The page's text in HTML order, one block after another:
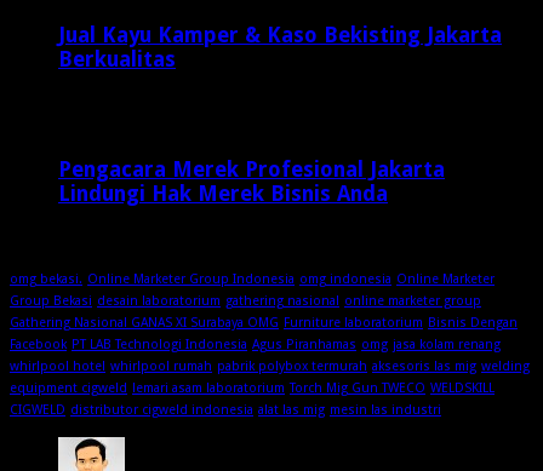
Jual Kayu Kamper & Kaso Bekisting Jakarta
Berkualitas
Pengacara Merek Profesional Jakarta
Lindungi Hak Merek Bisnis Anda
omg bekasi. Online Marketer Group Indonesia omg indonesia Online Marketer
Group Bekasi desain laboratorium gathering nasional
online marketer group
Gathering Nasional GANAS XI Surabaya OMG Furniture laboratorium Bisnis Dengan
Facebook PT LAB Technologi Indonesia Agus Piranhamas omg jasa kolam renang
whirlpool hotel whirlpool rumah pabrik polybox termurah aksesoris las mig welding
equipment cigweld
lemari asam laboratorium Torch Mig Gun TWECO WELDSKILL
CIGWELD distributor cigweld indonesia alat las mig mesin las industri